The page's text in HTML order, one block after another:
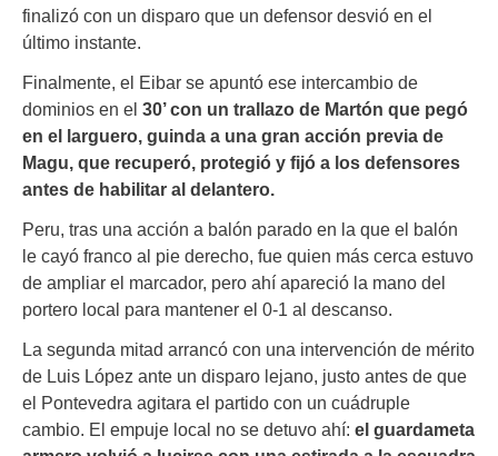
finalizó con un disparo que un defensor desvió en el
último instante.
Finalmente, el Eibar se apuntó ese intercambio de
dominios en el 30’ con un trallazo de Martón que pegó
en el larguero, guinda a una gran acción previa de
Magu, que recuperó, protegió y fijó a los defensores
antes de habilitar al delantero.
Peru, tras una acción a balón parado en la que el balón
le cayó franco al pie derecho, fue quien más cerca estuvo
de ampliar el marcador, pero ahí apareció la mano del
portero local para mantener el 0-1 al descanso.
La segunda mitad arrancó con una intervención de mérito
de Luis López ante un disparo lejano, justo antes de que
el Pontevedra agitara el partido con un cuádruple
cambio. El empuje local no se detuvo ahí: el guardameta